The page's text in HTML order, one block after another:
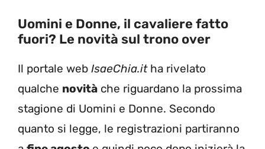
Uomini e Donne, il cavaliere fatto
fuori? Le novità sul trono over
Il portale web IsaeChia.itha rivelato
qualche novità che riguardano la prossima
stagione di Uomini e Donne. Secondo
quanto si legge, le registrazioni partiranno